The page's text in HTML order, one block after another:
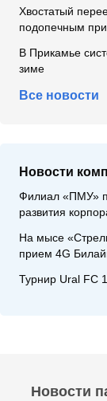
Хвостатый
подопечным
В Прикамье
зиме
Все новости
Новости
Филиал «ПМУ»
развития
На мысе
прием 4G
Турнир Ural FC
Новости